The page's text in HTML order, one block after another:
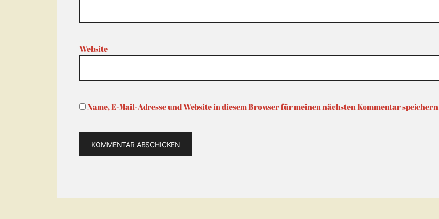
Website
Name, E-Mail-Adresse und Website in diesem Browser für meinen nächsten Kommentar